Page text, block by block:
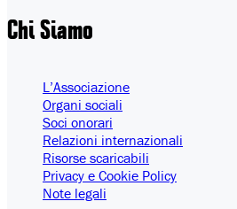
ChiSiamo
L’Associazione
Organi sociali
Soci onorari
Relazioni internazionali
Risorse scaricabili
Privacy e Cookie Policy
Note legali